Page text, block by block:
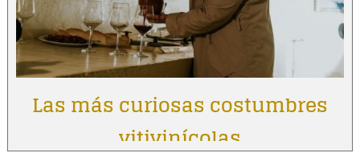
Las más curiosas costumbres
vitivinícolas